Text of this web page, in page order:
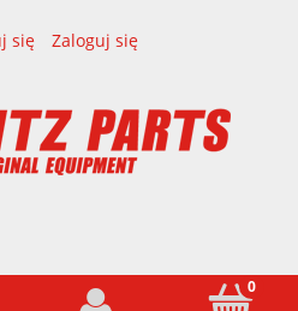
się Zaloguj się